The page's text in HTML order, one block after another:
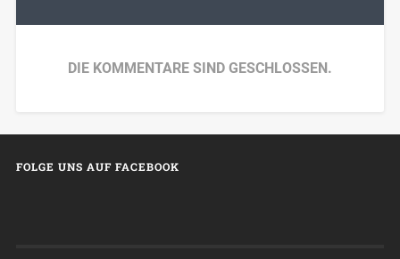
DIE KOMMENTARE SIND GESCHLOSSEN.
FOLGE UNS AUF FACEBOOK